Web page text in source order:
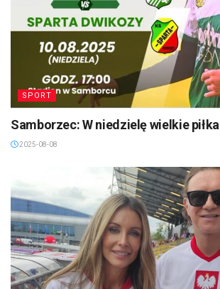
SPORT
Samborzec: W niedzielę wielkie
2025-08-08